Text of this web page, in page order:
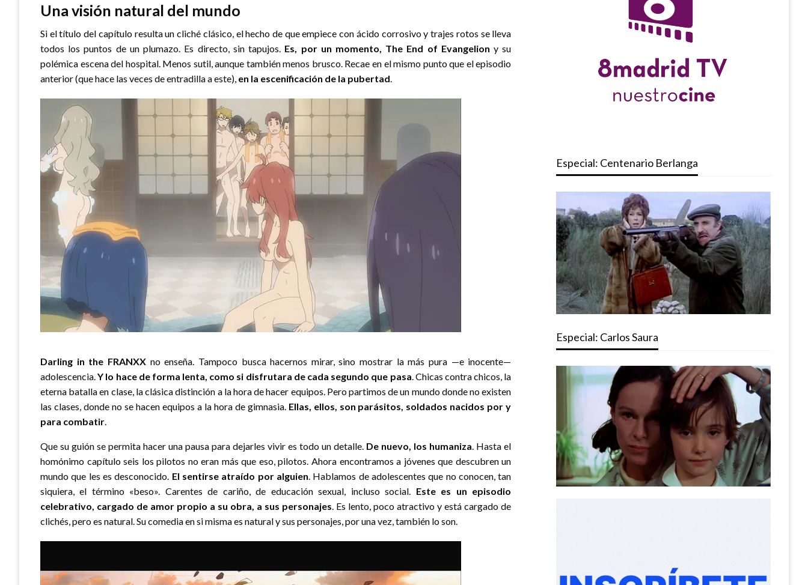
Una visión natural del mundo
Si el título del capítulo resulta un cliché clásico, el hecho de que empiece con ácido corrosivo y trajes rotos se lleva
todos los puntos de un plumazo. Es directo, sin tapujos. Es, por un momento, The End of Evangelion y su
polémica escena del hospital. Menos sutil, aunque también menos brusco. Recae en el mismo punto que el episodio
anterior (que hace las veces de entradilla a este), en la escenificación de la pubertad.
Darling in the FRANXXno enseña. Tampoco busca hacernos mirar, sino mostrar la más pura —e inocente—
adolescencia.Y lo hace de forma lenta, como si disfrutara de cada segundo que pasa. Chicas contra chicos, la
eterna batalla en clase, la clásica distinción a la hora de hacer equipos. Pero partimos de un mundo donde no existen
las clases, donde no se hacen equipos a la hora de gimnasia. Ellas, ellos, son parásitos, soldados nacidos por y
para combatir.
Que su guión se permita hacer una pausa para dejarles vivir es todo un detalle. De nuevo, los humaniza. Hasta el
homónimo capítulo seis los pilotos no eran más que eso, pilotos. Ahora encontramos a jóvenes que descubren un
mundo que les es desconocido. El sentirse atraído por alguien. Hablamos de adolescentes que no conocen, tan
siquiera, el término «beso». Carentes de cariño, de educación sexual, incluso social. Este es un episodio
celebrativo, cargado de amor propio a su obra, a sus personajes. Es lento, poco atractivo y está cargado de
clichés, pero es natural. Su comedia en si misma es natural y sus personajes, por una vez, también lo son.
Especial: Centenario Berlanga
Especial: Carlos Saura